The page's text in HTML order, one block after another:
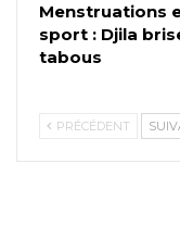
Menstruations
sport : Djila
tabous
PRÉCÉDENT